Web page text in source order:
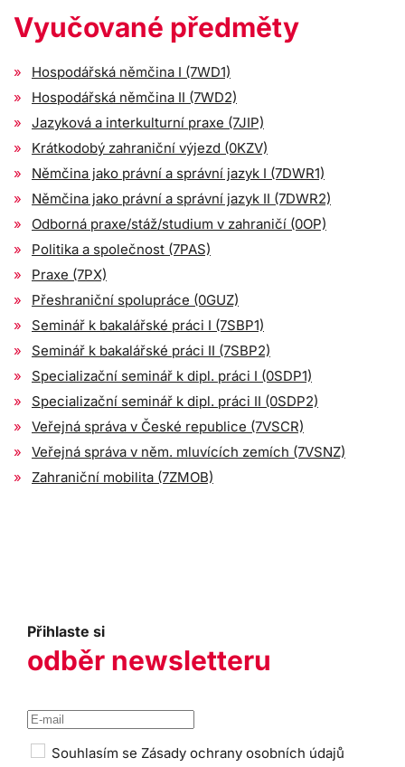
Vyučované předměty
Hospodářská němčina I (7WD1)
Hospodářská němčina II (7WD2)
Jazyková a interkulturní praxe (7JIP)
Krátkodobý zahraniční výjezd (0KZV)
Němčina jako právní a správní jazyk I (7DWR1)
Němčina jako právní a správní jazyk II (7DWR2)
Odborná praxe/stáž/studium v zahraničí (0OP)
Politika a společnost (7PAS)
Praxe (7PX)
Přeshraniční spolupráce (0GUZ)
Seminář k bakalářské práci I (7SBP1)
Seminář k bakalářské práci II (7SBP2)
Specializační seminář k dipl. práci I (0SDP1)
Specializační seminář k dipl. práci II (0SDP2)
Veřejná správa v České republice (7VSCR)
Veřejná správa v něm. mluvících zemích (7VSNZ)
Zahraniční mobilita (7ZMOB)
Přihlaste si
odběr newsletteru
Souhlasím se Zásady ochrany osobních údajů